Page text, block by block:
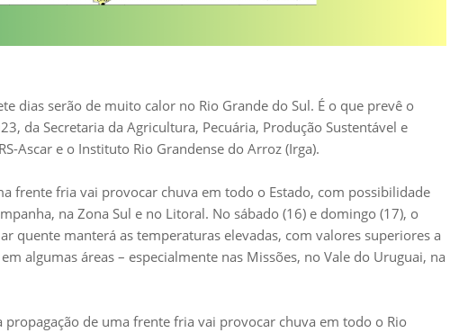
dias serão de muito calor no Rio Grande do Sul. É o que prevê o
da Secretaria da Agricultura, Pecuária, Produção Sustentável e
Ascar e o Instituto Rio Grandense do Arroz (Irga).
frente fria vai provocar chuva em todo o Estado, com possibilidade
na Zona Sul e no Litoral. No sábado (16) e domingo (17), o
quente manterá as temperaturas elevadas, com valores superiores a
algumas áreas – especialmente nas Missões, no Vale do Uruguai, na
propagação de uma frente fria vai provocar chuva em todo o Rio